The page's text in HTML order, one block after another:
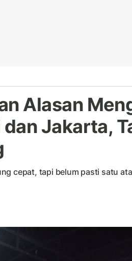
Alasan
Jakarta,
cepat, tapi belum pasti satu